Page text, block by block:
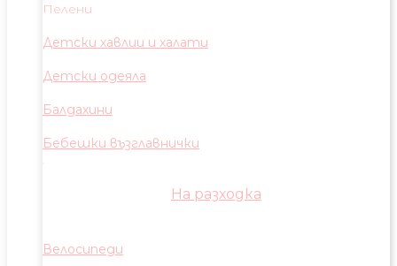
Пелени
Детски хавлии и халати
Детски одеяла
Балдахини
Бебешки възглавнички
На разходка
Велосипеди